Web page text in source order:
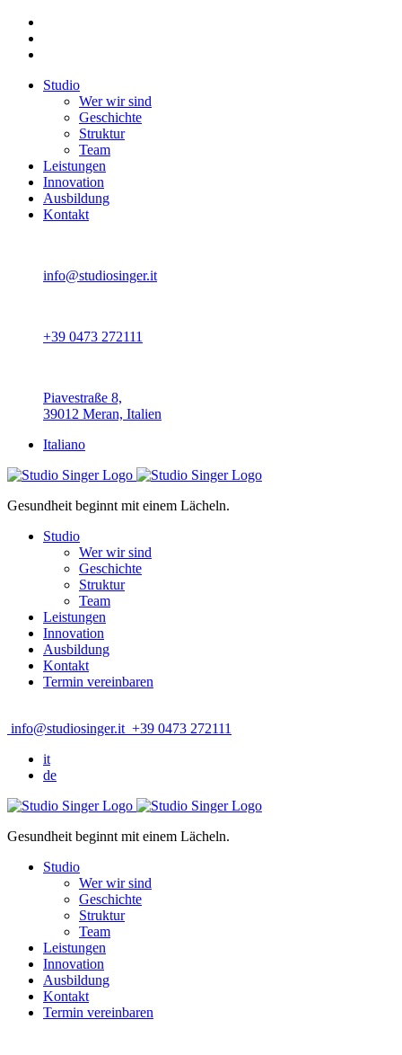
Studio
Wer wir sind
Geschichte
Struktur
Team
Leistungen
Innovation
Ausbildung
Kontakt
info@studiosinger.it
+39 0473 272111
Piavestraße 8,
39012 Meran, Italien
Italiano
Gesundheit beginnt mit einem Lächeln.
Studio
Wer wir sind
Geschichte
Struktur
Team
Leistungen
Innovation
Ausbildung
Kontakt
Termin vereinbaren
info@studiosinger.it +39 0473 272111
it
de
Gesundheit beginnt mit einem Lächeln.
Studio
Wer wir sind
Geschichte
Struktur
Team
Leistungen
Innovation
Ausbildung
Kontakt
Termin vereinbaren